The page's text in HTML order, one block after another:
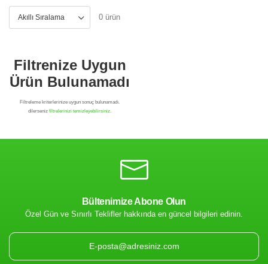
0 ürün
Bültenimize Abone Olun
Özel Gün ve Sınırlı Teklifler hakkında en güncel bilgileri edinin.